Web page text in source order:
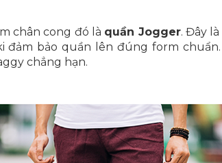
chân cong đó là quần Jogger. Đây
đảm bảo quần lên đúng form
chẳng hạn.